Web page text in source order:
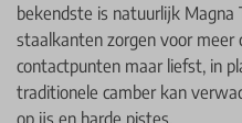
bekendste is natuurlijk Magna
staalkanten zorgen voor
contactpunten maar liefst, in
traditionele camber kan